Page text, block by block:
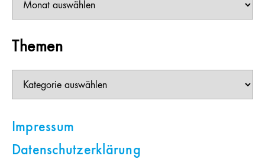
Themen
Impressum
Datenschutzerklärung